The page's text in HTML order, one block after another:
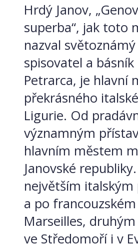
Hrdý Janov,
superba“, jak toto
nazval
spisovatel a básník
Petrarca, je hlavní
překrásného
Ligurie. Od
významným
hlavním městem
Janovské
největším italským
a po
Marseilles,
ve Středomoří i v